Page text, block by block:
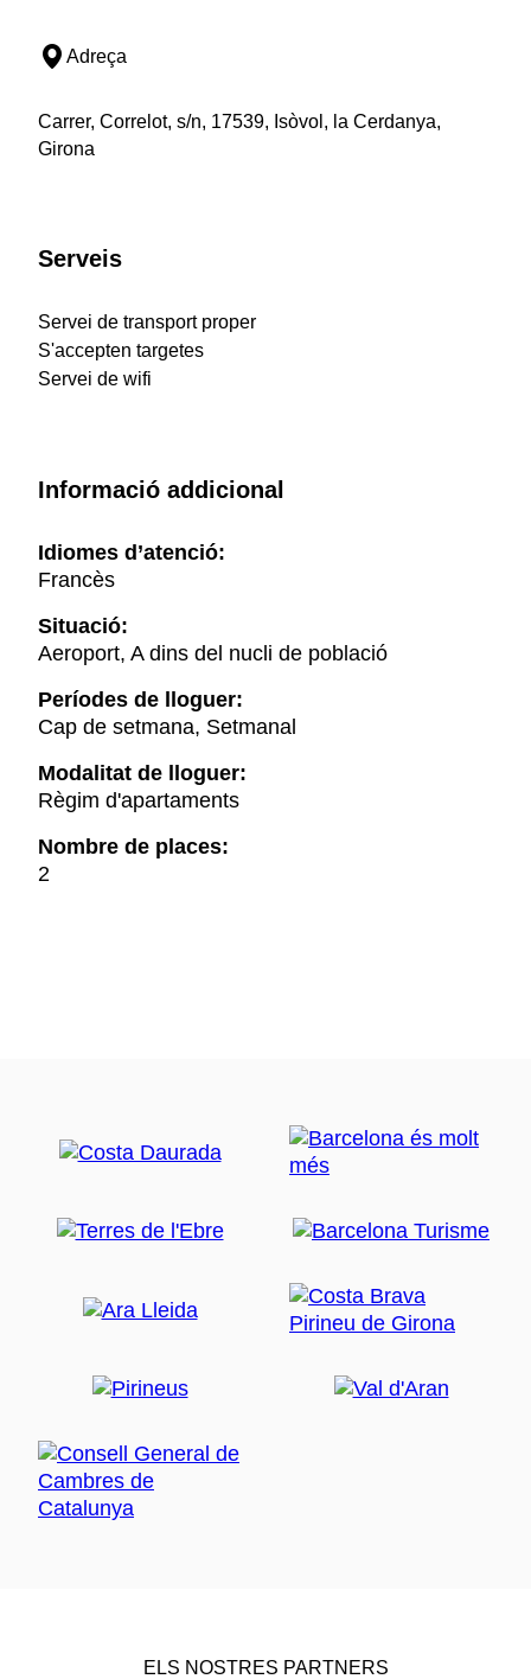
Adreça
Carrer, Correlot, s/n, 17539, Isòvol, la Cerdanya,
Girona
Serveis
Servei de transport proper
S'accepten targetes
Servei de wifi
Informació addicional
Idiomes d’atenció:
Francès
Situació:
Aeroport, A dins del nucli de població
Períodes de lloguer:
Cap de setmana, Setmanal
Modalitat de lloguer:
Règim d'apartaments
Nombre de places:
2
ELS NOSTRES PARTNERS